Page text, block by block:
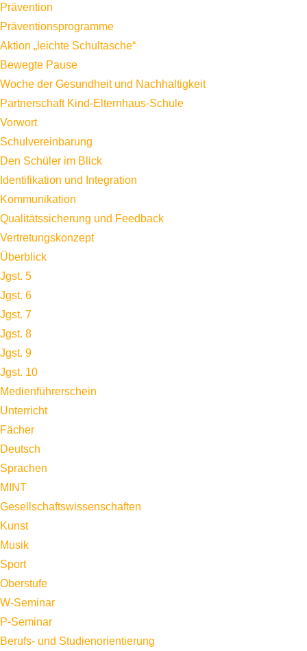
Prävention
Präventionsprogramme
Aktion „leichte Schultasche“
Bewegte Pause
Woche der Gesundheit und Nachhaltigkeit
Partnerschaft Kind-Elternhaus-Schule
Vorwort
Schulvereinbarung
Den Schüler im Blick
Identifikation und Integration
Kommunikation
Qualitätssicherung und Feedback
Vertretungskonzept
Überblick
Jgst. 5
Jgst. 6
Jgst. 7
Jgst. 8
Jgst. 9
Jgst. 10
Medienführerschein
Unterricht
Fächer
Deutsch
Sprachen
MINT
Gesellschaftswissenschaften
Kunst
Musik
Sport
Oberstufe
W-Seminar
P-Seminar
Berufs- und Studienorientierung